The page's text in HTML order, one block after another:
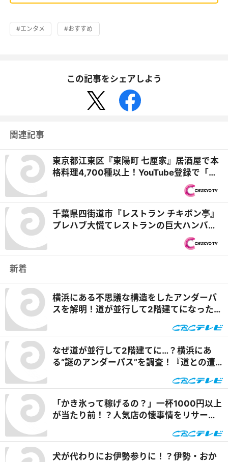
#エンタメ #おすすめ
この記事をシェアしよう
関連記事
東京都江東区『東陽町 七厘家』居酒屋で本
格料理4,700種以上！YouTube登録で「料
千葉県四街道市『レストラン チキボン亭』
プレハブ大慌てレストランの巨大ハンバー
グ＆群馬県桐生市『麺者 侍』衝撃！にんに
く100個ラーメン『オモウマい店』
新着
横浜にある不思議な構造をしたアンダーパ
スを解明！道が並行して2階建てになったワ
なぜ道が並行して2階建てに…？横浜にあ
る“謎のアンダーパス”を調査！『道との遭
「かき氷って稼げるの？」一杯1000円以上
が当たり前！？人気店の懐事情をリサーチ
犬が代わりにお伊勢参りに！？伊勢・おか